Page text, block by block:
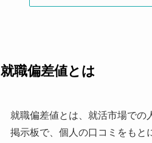
就職偏差値とは
就職偏差値とは、就活市場での
掲示板で、個人の口コミをもと